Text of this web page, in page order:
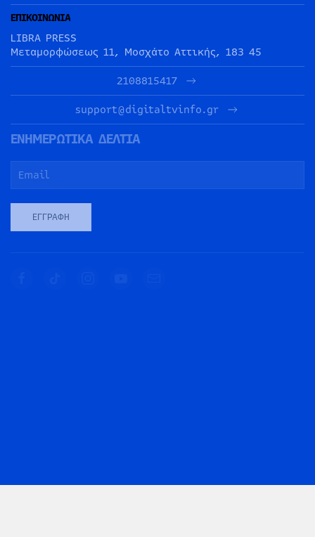
ΕΠΙΚΟΙΝΩΝΙΑ
LIBRA PRESS
Μεταμορφώσεως 11, Μοσχάτο Αττικής, 183 45
2108815417
support@digitaltvinfo.gr
ΕΝΗΜΕΡΩΤΙΚΑ ΔΕΛΤΙΑ
ΕΓΓΡΑΦΉ